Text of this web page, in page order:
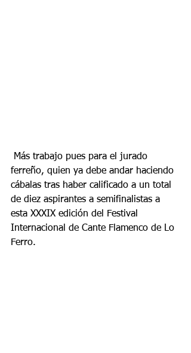
ferreño, quien ya debe andar haciendo
cábalas tras haber calificado a un total
de diez aspirantes a semifinalistas a
esta XXXIX edición del Festival
Internacional de Cante Flamenco de Lo
Ferro.